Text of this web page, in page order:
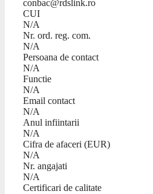
conbac@rdslink.ro
CUI
N/A
Nr. ord. reg. com.
N/A
Persoana de contact
N/A
Functie
N/A
Email contact
N/A
Anul infiintarii
N/A
Cifra de afaceri (EUR)
N/A
Nr. angajati
N/A
Certificari de calitate